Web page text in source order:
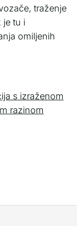
traženje
je tu i
omiljenih
s izraženom
razinom